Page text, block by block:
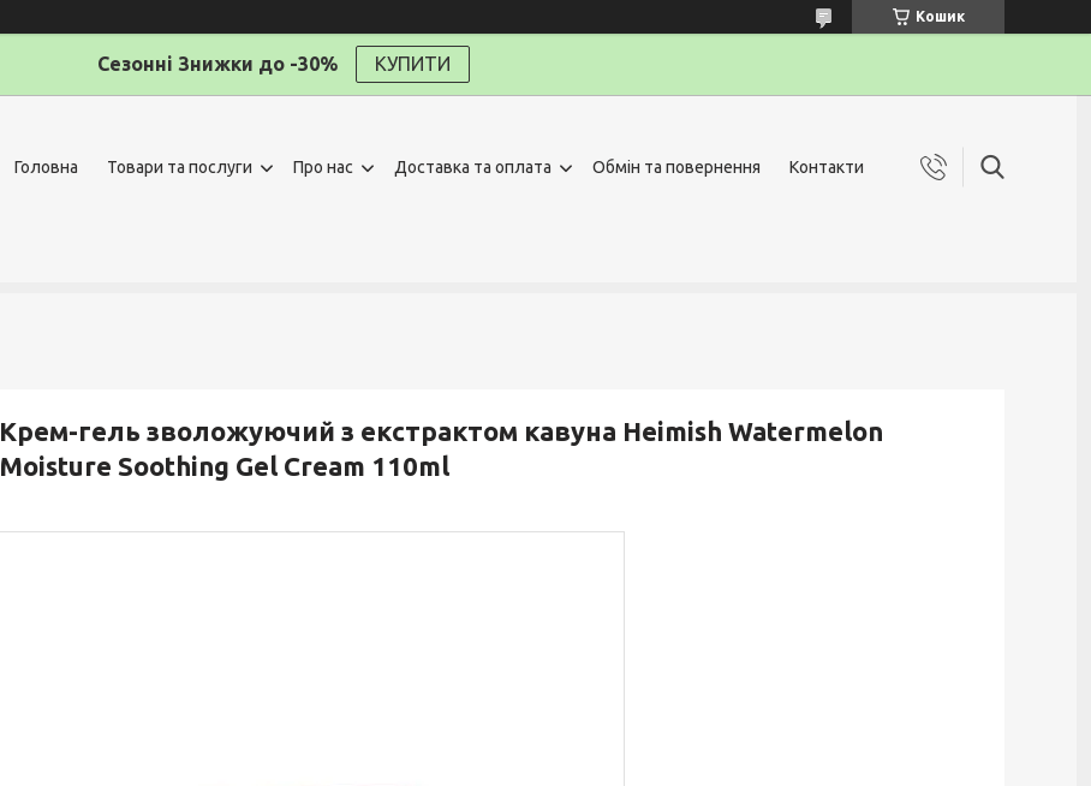
Кошик
Сезонні Знижки до -30% КУПИТИ
Головна Товари та послуги Про нас Доставка та оплата Обмін та повернення Контакти
Крем-гель зволожуючий з екстрактом кавуна Heimish Watermelon
Moisture Soothing Gel Cream 110ml